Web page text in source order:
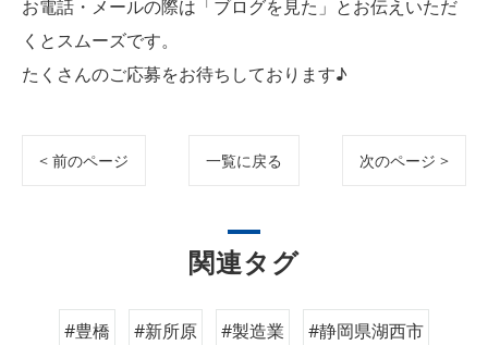
お電話・メールの際は「ブログを見た」とお伝えいただ
くとスムーズです。
たくさんのご応募をお待ちしております♪
< 前のページ 一覧に戻る 次のページ >
関連タグ
#豊橋 #新所原 #製造業 #静岡県湖西市